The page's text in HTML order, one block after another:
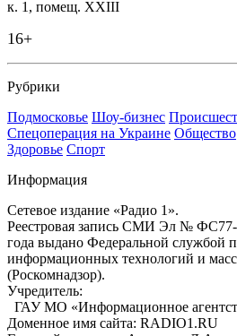
к. 1, помещ. XXIII
16+
Рубрики
Подмосковье Шоу-бизнес
Спецоперация на Украине Общество
Здоровье Спорт
Информация
Сетевое издание «Радио 1».
Реестровая запись СМИ Эл № ФС77-
года выдано Федеральной службой
информационных технологий и
(Роскомнадзор).
Учредитель:
ГАУ МО «Информационное
Доменное имя сайта: RADIO1.RU